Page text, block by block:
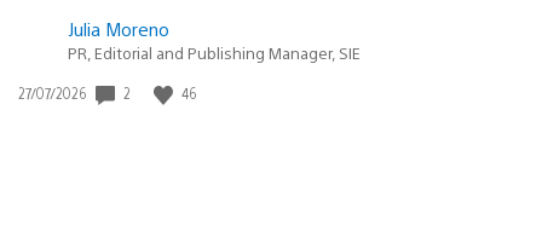
Julia Moreno
PR, Editorial and Publishing Manager, SIE
Data
27/07/2026 2 46